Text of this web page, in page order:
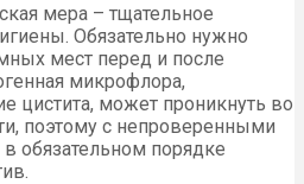
мера – тщательное
Обязательно нужно
мест перед и после
микрофлора,
цистита, может проникнуть во
поэтому с непроверенными
обязательном порядке